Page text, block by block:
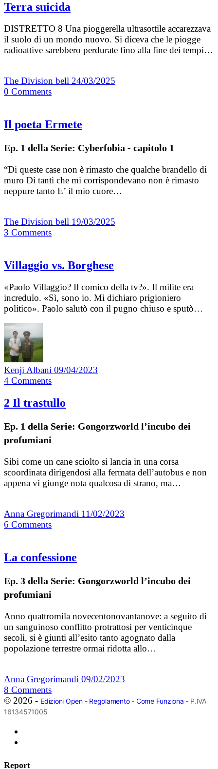
Terra suicida
DISTRETTO 8 Una pioggerella ultrasottile accarezzava
il suolo di un mondo nuovo. Si diceva che le piogge
radioattive sarebbero perdurate fino alla fine dei tempi…
The Division bell 24/03/2025
0 Comments
Il poeta Ermete
Ep. 1 della Serie: Cyberfobia - capitolo 1
“Di queste case non è rimasto che qualche brandello di
muro Di tanti che mi corrispondevano non è rimasto
neppure tanto E’ il mio cuore…
The Division bell 19/03/2025
3 Comments
Villaggio vs. Borghese
«Paolo Villaggio? Il comico della tv?». Il milite era
incredulo. «Sì, sono io. Mi dichiaro prigioniero
politico». Paolo salutò con il pugno chiuso e sputò…
Kenji Albani 09/04/2023
4 Comments
2 Il trastullo
Ep. 1 della Serie: Gongorzworld l’incubo dei
profumiani
Sibi come un cane sciolto si lancia in una corsa
scoordinata dirigendosi alla fermata dell’autobus e non
appena vi giunge nota qualcosa di strano, ma…
Anna Gregorimandi 11/02/2023
6 Comments
La confessione
Ep. 3 della Serie: Gongorzworld l’incubo dei
profumiani
Anno quattromila novecentonovantanove: a seguito di
un sanguinoso conflitto protrattosi per venticinque
secoli, si è giunti all’esito tanto agognato dalla
popolazione terrestre ormai ridotta allo…
Anna Gregorimandi 09/02/2023
8 Comments
© 2026 - Edizioni Open- Regolamento- Come Funziona - P.IVA
16134571005
Report